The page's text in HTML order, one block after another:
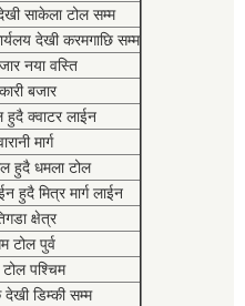
साकेला टोल सम्म
देखी करमगाछि सम्म
नया वस्ति
बजार
हुदै क्वाटर लाईन
मार्ग
हुदै धमला टोल
हुदै मित्र मार्ग लाईन
क्षेत्र
टोल पुर्व
पश्चिम
डिम्की सम्म